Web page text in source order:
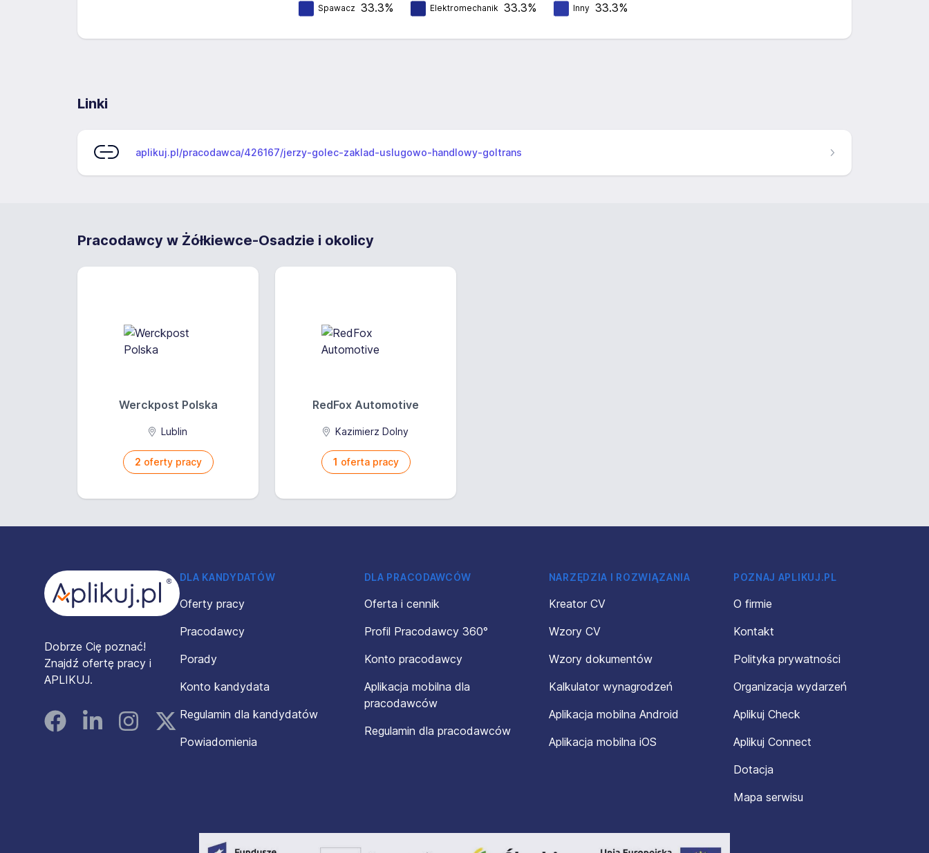
Spawacz 33.3% Elektromechanik 33.3% Inny 33.3%
Linki
aplikuj.pl/pracodawca/426167/jerzy-golec-zaklad-uslugowo-handlowy-goltrans
Pracodawcy w Żółkiewce-Osadzie i okolicy
Werckpost Polska
Lublin
2 oferty pracy
RedFox Automotive
Kazimierz Dolny
1 oferta pracy
Dobrze Cię poznać!
Znajdź ofertę pracy i
APLIKUJ.
FacebookLinked InInstagramInstagram
DLA KANDYDATÓW
Oferty pracy
Pracodawcy
Porady
Konto kandydata
Regulamin dla kandydatów
Powiadomienia
DLA PRACODAWCÓW
Oferta i cennik
Profil Pracodawcy 360°
Konto pracodawcy
Aplikacja mobilna dla
pracodawców
Regulamin dla pracodawców
NARZĘDZIA I ROZWIĄZANIA
Kreator CV
Wzory CV
Wzory dokumentów
Kalkulator wynagrodzeń
Aplikacja mobilna Android
Aplikacja mobilna iOS
POZNAJ APLIKUJ.PL
O firmie
Kontakt
Polityka prywatności
Organizacja wydarzeń
Aplikuj Check
Aplikuj Connect
Dotacja
Mapa serwisu